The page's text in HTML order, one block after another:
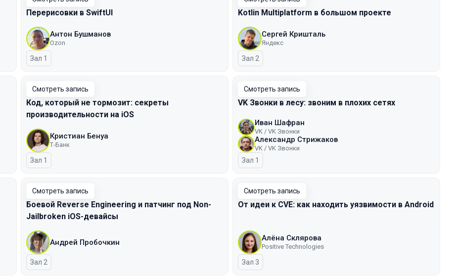
Перерисовки в SwiftUI
Антон Бушманов
Ozon
Зал 1
Kotlin Multiplatform в большом проекте
Сергей Кришталь
Яндекс
Зал 2
Смотреть запись
Код, который не тормозит: секреты
производительности на iOS
Кристиан Бенуа
Т-Банк
Зал 1
Смотреть запись
VK Звонки в лесу: звоним в плохих сетях
Иван Шафран
VK / VK Звонки
Александр Стрижаков
VK / VK Звонки
Зал 1
Смотреть запись
Боевой Reverse Engineering и патчинг под Non-
Jailbroken iOS-девайсы
Андрей Пробочкин
Зал 2
Смотреть запись
От идеи к CVE: как находить уязвимости в Android
Алёна Склярова
Positive Technologies
Зал 3